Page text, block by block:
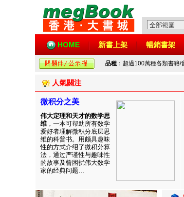
HOME 新書上架 暢銷書架
品種 ：超過100萬種各類書籍
人氣關注
微积分之美
伟大定理和天才的数学思
维 ，一本可帮助所有数学
爱好者理解微积分底层思
维的科普书。用颇具趣味
性的方式介绍了微积分算
法，通过严谨性与趣味性
的故事及曾困扰伟大数学
家的经典问题...